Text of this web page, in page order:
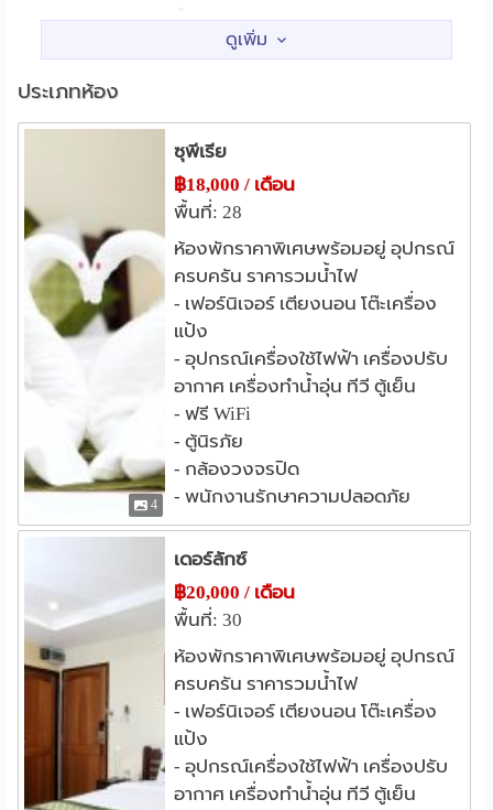
ม.กรุงเทพ กล้วยน้ำไท 2.2 กม.
2.6 กม.
ม.เทคโนโลยีราชมงคลกรุงเทพ
วิทยาลัยพยาบาลสภากาชาดไทย
วิทยาลัยพยาบาลตํารวจ 3.9 กม.
แหล่งช๊อปปิ้ง
ตลาดคลองเตย 0.6 กม. โลตัส พระราม 4 0.7 กม.
เทอร์มินอล 21 อโศก 1.8 กม.
สวนลุมไนท์บาซาร์ 2.1 กม.
เซ็นทรัล เอ็มบาสซี 3.1 กม.
เซ็นทรัล สีลมคอมเพล็กซ์ 3.2 กม.
รพ.พร้อมมิตร 1.7 กม.
รพ.สมิติเวช สุขุมวิท 2.0 กม. รพ.สุขุมวิท
รพ.กล้วยน้ำไท 2.7 กม. รพ.จักษุ รัตนิน 2.7 กม.
รพ.คามิลเลียน 2.9 กม.
อาคารมาลีนนท์ 1.0 กม. สวนลุมพินี
เครือสหพัฒน์
แยกมิตรสัมพันธ์ ราชเทวี 3.3 กม. RCA 3.4 กม.
ประเภทห้อง
4
ซุพีเรีย
฿18,000 / เดือน
พื้นที่: 28
ห้องพักราคาพิเศษพร้อมอยู่ อุปกรณ์
ครบครัน ราคารวมน้ำไฟ
- เฟอร์นิเจอร์ เตียงนอน โต๊ะเครื่อง
แป้ง
- อุปกรณ์เครื่องใช้ไฟฟ้า เครื่องปรับ
อากาศ เครื่องทำน้ำอุ่น ทีวี ตู้เย็น
- ฟรี WiFi
- ตู้นิรภัย
- กล้องวงจรปิด
- พนักงานรักษาความปลอดภัย
เดอร์ลักซ์
฿20,000 / เดือน
พื้นที่: 30
ห้องพักราคาพิเศษพร้อมอยู่ อุปกรณ์
ครบครัน ราคารวมน้ำไฟ
- เฟอร์นิเจอร์ เตียงนอน โต๊ะเครื่อง
แป้ง
- อุปกรณ์เครื่องใช้ไฟฟ้า เครื่องปรับ
อากาศ เครื่องทำน้ำอุ่น ทีวี ตู้เย็น